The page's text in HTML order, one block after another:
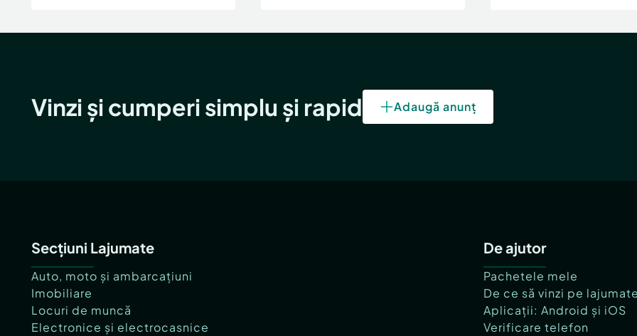
Vinzi și cumperi simplu și rapid Adaugă anunț
Secțiuni Lajumate
Auto, moto și ambarcațiuni
Imobiliare
Locuri de muncă
Electronice și electrocasnice
De ajutor
Pachetele mele
De ce să vinzi pe
Aplicații: Android și iOS
Verificare telefon